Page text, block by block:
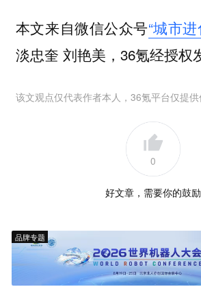
本文来自微信公众号“城市
淡忠奎 刘艳美，36氪经授权
该文观点仅代表作者本人，36氪平台仅提供
0
好文章，需要你的鼓励
品牌专题